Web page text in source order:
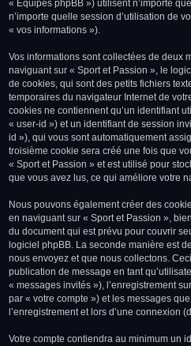
« Équipes phpBB ») utilisent n’importe
n’importe quelle session d’utilisation de
« vos informations »).
Vos informations sont collectées de deux
naviguant sur « Sport et Passion », le
de cookies, qui sont des petits fichiers
temporaires du navigateur Internet de
cookies ne contiennent qu’un identifiant
« user-id ») et un identifiant de session
id »), qui vous sont automatiquement
troisième cookie sera créé une fois que
« Sport et Passion » et est utilisé pour
que vous avez lus, ce qui améliore votre
Nous pouvons également créer des
en naviguant sur « Sport et Passion »,
du document qui est prévu pour couvrir
logiciel phpBB. La seconde manière est
nous envoyez et que nous collectons.
publication de message en tant
« messages invités »), l’enregistrement
par « votre compte ») et les messages
l’enregistrement et lors d’une connexion
Votre compte contiendra au minimum un